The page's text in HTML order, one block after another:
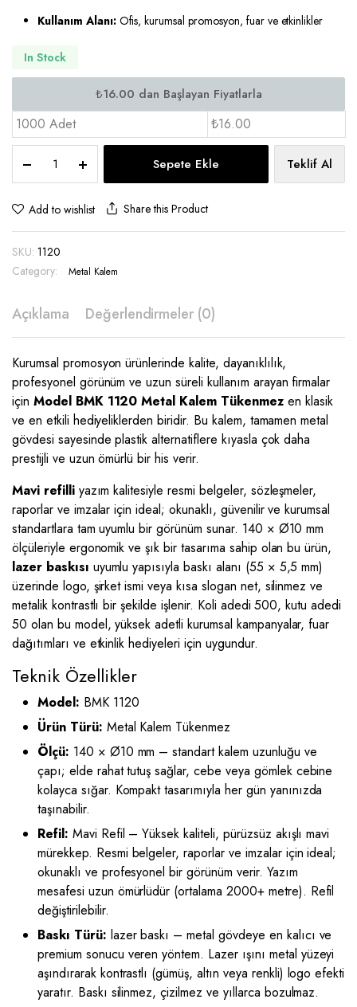
Kullanım Alanı:Ofis, kurumsal promosyon, fuar ve etkinlikler
In Stock
1000 Adet ₺16.00
Kalem
Tükenmez
-
1120
quantity
Sepete Ekle Teklif Al
Add to wishlist Share this Product
SKU: 1120
Category:
Metal Kalem
Açıklama Değerlendirmeler (0)
Kurumsal promosyon ürünlerinde kalite, dayanıklılık,
profesyonel görünüm ve uzun süreli kullanım arayan firmalar
için Model BMK 1120 Metal Kalem Tükenmezen klasik
ve en etkili hediyeliklerden biridir. Bu kalem, tamamen metal
gövdesi sayesinde plastik alternatiflere kıyasla çok daha
prestijli ve uzun ömürlü bir his verir.
Mavi refilliyazım kalitesiyle resmi belgeler, sözleşmeler,
raporlar ve imzalar için ideal; okunaklı, güvenilir ve kurumsal
standartlara tam uyumlu bir görünüm sunar. 140 × Ø10 mm
ölçüleriyle ergonomik ve şık bir tasarıma sahip olan bu ürün,
lazer baskısı uyumlu yapısıyla baskı alanı (55 × 5,5 mm)
üzerinde logo, şirket ismi veya kısa slogan net, silinmez ve
metalik kontrastlı bir şekilde işlenir. Koli adedi 500, kutu adedi
50 olan bu model, yüksek adetli kurumsal kampanyalar, fuar
dağıtımları ve etkinlik hediyeleri için uygundur.
Teknik Özellikler
Model: BMK 1120
Ürün Türü: Metal Kalem Tükenmez
Ölçü: 140 × Ø10 mm – standart kalem uzunluğu ve
çapı; elde rahat tutuş sağlar, cebe veya gömlek cebine
kolayca sığar. Kompakt tasarımıyla her gün yanınızda
taşınabilir.
Refil: Mavi Refil – Yüksek kaliteli, pürüzsüz akışlı mavi
mürekkep. Resmi belgeler, raporlar ve imzalar için ideal;
okunaklı ve profesyonel bir görünüm verir. Yazım
mesafesi uzun ömürlüdür (ortalama 2000+ metre). Refil
değiştirilebilir.
Baskı Türü: lazer baskı – metal gövdeye en kalıcı ve
premium sonucu veren yöntem. Lazer ışını metal yüzeyi
aşındırarak kontrastlı (gümüş, altın veya renkli) logo efekti
yaratır. Baskı silinmez, çizilmez ve yıllarca bozulmaz.